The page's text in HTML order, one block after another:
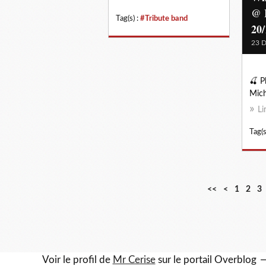
Tag(s) : #Tribute band
@
23
🍒
<< < 1 2 3
Voir le profil de Mr Cerisesur le portail Overblog